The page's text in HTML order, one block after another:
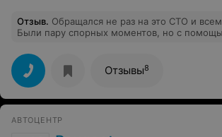
Отзыв. Обращался не раз на это СТО и
Были пару спорных моментов, но с
Цена сопоставима с гаражниками.
качественно.
Отзывы8
АВТОЦЕНТР